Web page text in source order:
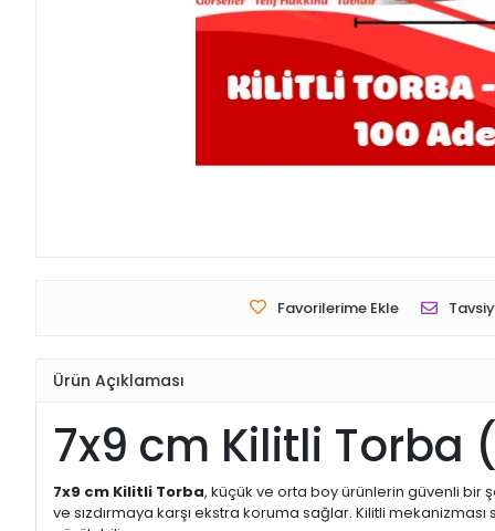
Favorilerime Ekle
Ürün Açıklaması
7x9 cm Kilitli Torba
7x9 cm Kilitli Torba, küçük ve orta boy ürünlerin güvenli bir
ve sızdırmaya karşı ekstra koruma sağlar. Kilitli